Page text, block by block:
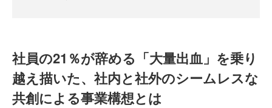
社員の21％が辞める「大量出血」を乗り
越え描いた、社内と社外のシームレスな
共創による事業構想とは